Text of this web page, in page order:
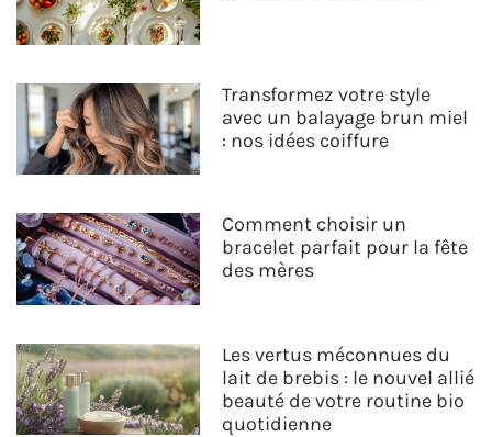
Transformez votre style
avec un balayage brun miel
: nos idées coiffure
Comment choisir un
bracelet parfait pour la fête
des mères
Les vertus méconnues du
lait de brebis : le nouvel allié
beauté de votre routine bio
quotidienne